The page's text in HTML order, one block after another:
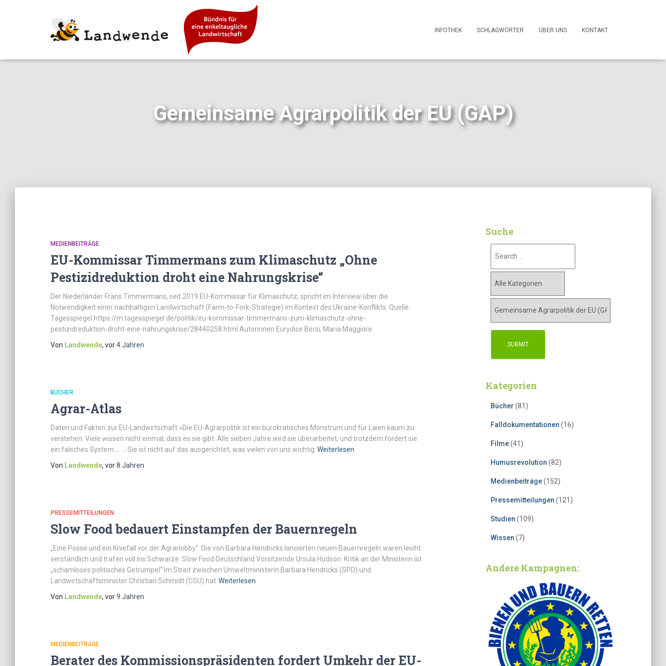
INFOTHEK SCHLAGWÖRTER ÜBER UNS KONTAKT
Gemeinsame Agrarpolitik der EU (GAP)
MEDIENBEITRÄGE
EU-Kommissar Timmermans zum Klimaschutz „Ohne
Pestizidreduktion droht eine Nahrungskrise“
Der Niederländer Frans Timmermans, seit 2019 EU-Kommissar für Klimaschutz, spricht im Interview über die
Notwendigkeit einer nachhaltigen Landwirtschaft (Farm-to-Fork-Strategie) im Kontext des Ukraine-Konflikts. Quelle
Tagesspiegel https://m.tagesspiegel.de/politik/eu-kommissar-timmermans-zum-klimaschutz-ohne-
pestizidreduktion-droht-eine-nahrungskrise/28440258.html Autorinnen Eurydice Bersi, Maria Maggiore
Von Landwende, vor4 Jahren
BÜCHER
Agrar-Atlas
Daten und Fakten zur EU-Landwirtschaft »Die EU-Agrarpolitik ist ein bürokratisches Monstrum und für Laien kaum zu
verstehen. Viele wissen nicht einmal, dass es sie gibt. Alle sieben Jahre wird sie überarbeitet, und trotzdem fördert sie
ein falsches System…. … Sie ist nicht auf das ausgerichtet, was vielen von uns wichtig Weiterlesen
Von Landwende, vor8 Jahren
PRESSEMITTEILUNGEN
Slow Food bedauert Einstampfen der Bauernregeln
„Eine Posse und ein Kniefall vor der Agrarlobby“. Die von Barbara Hendricks lancierten neuen Bauernregeln waren leicht
verständlich und trafen voll ins Schwarze. Slow Food Deutschland Vorsitzende Ursula Hudson: Kritik an der Ministerin ist
„schamloses politisches Getrumpel“ Im Streit zwischen Umweltministerin Barbara Hendricks (SPD) und
Landwirtschaftsminister Christian Schmidt (CSU) hat Weiterlesen
Von Landwende, vor9 Jahren
MEDIENBEITRÄGE
Berater des Kommissionspräsidenten fordert Umkehr der EU-
Suche
Kategorien
Bücher (81)
Falldokumentationen (16)
Filme(41)
Humusrevolution (82)
Medienbeiträge(152)
Pressemitteilungen (121)
Studien (109)
Wissen (7)
Andere Kampagnen: